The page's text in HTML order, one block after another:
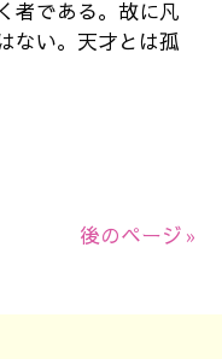
者である。故に凡
ない。天才とは孤
後のページ »